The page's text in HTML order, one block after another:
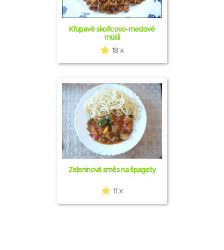
Křupavé skořicovo-medové
müsli
18 x
Zeleninová směs na špagety
11 x